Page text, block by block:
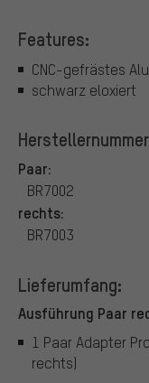
Features:
CNC-gefrästes
schwarz eloxiert
Paar:
BR7002
rechts:
BR7003
Lieferumfang:
Ausführung Paar
1 Paar Adapter
rechts)